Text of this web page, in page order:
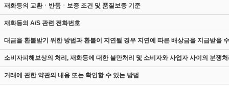
재화등의 교환ㆍ반품ㆍ보증 조건 및 품질보증 기준
재화등의 A/S 관련 전화번호
대금을 환불받기 위한 방법과 환불이 지연될 경우 지연에 따른 배상금을 지급받을
소비자피해보상의 처리, 재화등에 대한 불만처리 및 소비자와 사업자 사이의 분쟁
거래에 관한 약관의 내용 또는 확인할 수 있는 방법